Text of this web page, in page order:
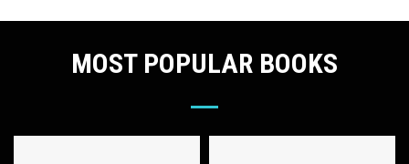
MOST POPULAR BOOKS